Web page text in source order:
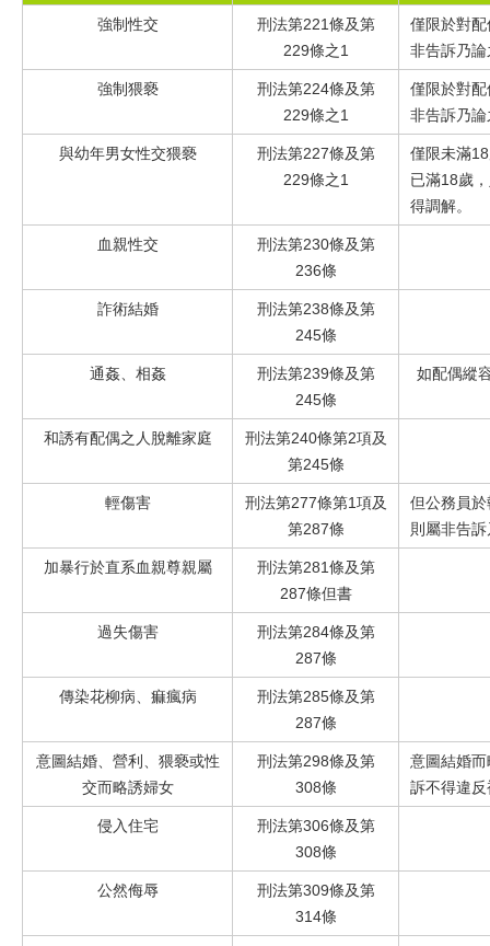
強制性交 刑法第221條及第
229條之1
僅限於對
非告訴乃
強制猥褻 刑法第224條及第
229條之1
僅限於對
非告訴乃
與幼年男女性交猥褻 刑法第227條及第
229條之1
僅限未滿
已滿18歲
得調解。
血親性交 刑法第230條及第
236條
詐術結婚 刑法第238條及第
245條
通姦、相姦 刑法第239條及第
245條
如配偶縱
和誘有配偶之人脫離家庭 刑法第240條第2項及
第245條
輕傷害 刑法第277條第1項及
第287條
但公務員
則屬非告
加暴行於直系血親尊親屬 刑法第281條及第
287條但書
過失傷害 刑法第284條及第
287條
傳染花柳病、痲瘋病 刑法第285條及第
287條
意圖結婚、營利、猥褻或性
交而略誘婦女
刑法第298條及第
308條
意圖結婚
訴不得違
侵入住宅 刑法第306條及第
308條
公然侮辱 刑法第309條及第
314條